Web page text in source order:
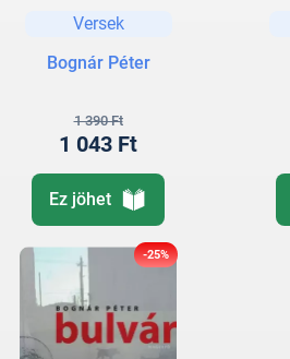
Versek
Bognár Péter
1 390 Ft
1 043 Ft
Ez jöhet
-25%